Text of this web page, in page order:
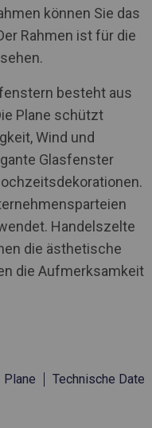
können Sie das
Rahmen ist für die
besteht aus
Plane schützt
Wind und
Glasfenster
Handelszelte
die ästhetische
die Aufmerksamkeit
Plane Technische Daten